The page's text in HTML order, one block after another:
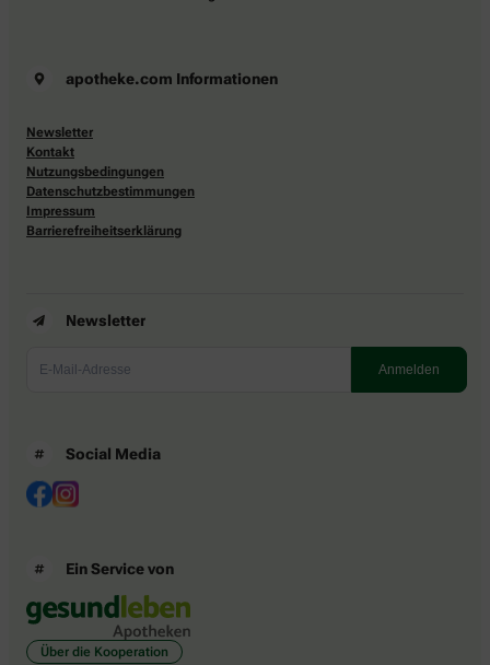
apotheke.com Informationen
Newsletter
Kontakt
Nutzungsbedingungen
Datenschutzbestimmungen
Impressum
Barrierefreiheitserklärung
Newsletter
Social Media
Ein Service von
Über die Kooperation